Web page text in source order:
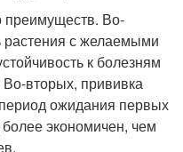
преимуществ. Во-
растения с желаемыми
к болезням
вторых, прививка
ожидания первых
экономичен, чем